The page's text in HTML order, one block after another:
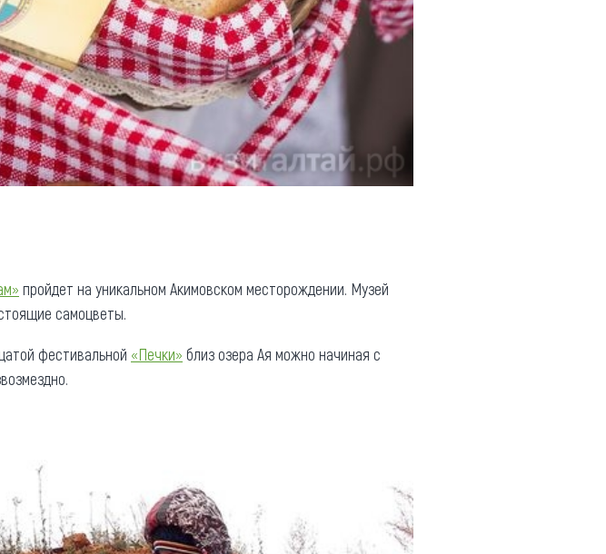
пройдет на уникальном Акимовском месторождении. Музей
самоцветы.
фестивальной «Печки» близ озера Ая можно начиная с